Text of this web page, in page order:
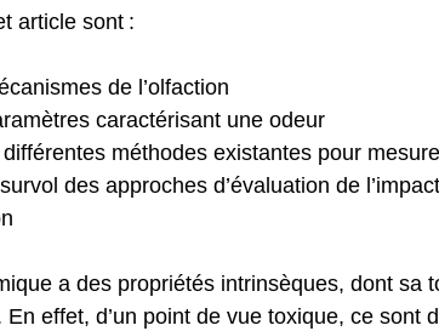
article sont :
de l’olfaction
caractérisant une odeur
méthodes existantes pour
des approches d’évaluation de
a des propriétés intrinsèques, dont sa
effet, d’un point de vue toxique, ce sont